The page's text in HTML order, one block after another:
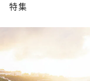
特集